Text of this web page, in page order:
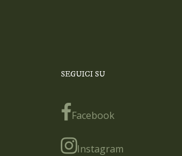
SEGUICI SU
Facebook
Instagram